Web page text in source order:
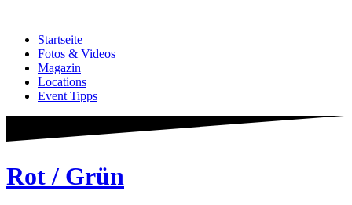
springenStartseite
Fotos & Videos
Magazin
Locations
Event Tipps
Rot / Grün